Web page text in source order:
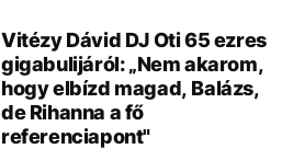
Vitézy Dávid DJ Oti 65 ezres
gigabulijáról: „Nem akarom,
hogy elbízd magad, Balázs,
de Rihanna a fő
referenciapont"